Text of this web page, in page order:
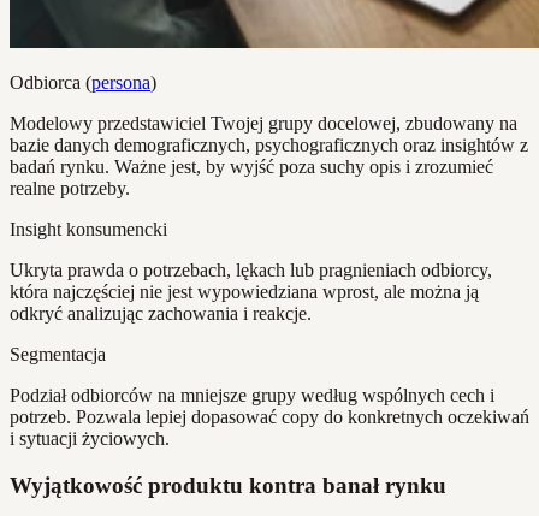
Odbiorca (persona)
Modelowy przedstawiciel Twojej grupy docelowej, zbudowany na
bazie danych demograficznych, psychograficznych oraz insightów z
badań rynku. Ważne jest, by wyjść poza suchy opis i zrozumieć
realne potrzeby.
Insight konsumencki
Ukryta prawda o potrzebach, lękach lub pragnieniach odbiorcy,
która najczęściej nie jest wypowiedziana wprost, ale można ją
odkryć analizując zachowania i reakcje.
Segmentacja
Podział odbiorców na mniejsze grupy według wspólnych cech i
potrzeb. Pozwala lepiej dopasować copy do konkretnych oczekiwań
i sytuacji życiowych.
Wyjątkowość produktu kontra banał rynku